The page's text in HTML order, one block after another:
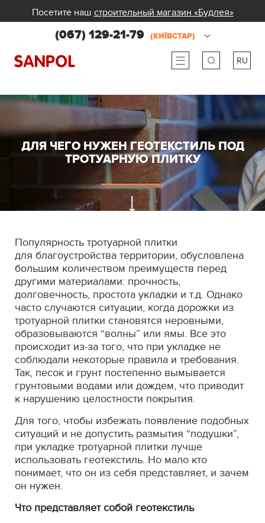
Посетите наш строительный магазин «Будлея»
(067) 129-21-79 (КИЇВСТАР)
RU
ua
ДЛЯ ЧЕГО НУЖЕН ГЕОТЕКСТИЛЬ ПОД
ТРОТУАРНУЮ ПЛИТКУ
Популярность тротуарной плитки
для благоустройства территории, обусловлена
большим количеством преимуществ перед
другими материалами: прочность,
долговечность, простота укладки и т.д. Однако
часто случаются ситуации, когда дорожки из
тротуарной плитки становятся неровными,
образовываются “волны” или ямы. Все это
происходит из-за того, что при укладке не
соблюдали некоторые правила и требования.
Так, песок и грунт постепенно вымывается
грунтовыми водами или дождем, что приводит
к нарушению целостности покрытия.
Для того, чтобы избежать появление подобных
ситуаций и не допустить размытия “подушки”,
при укладке тротуарной плитки лучше
использовать геотекстиль. Но мало кто
понимает, что он из себя представляет, и зачем
он нужен.
Что представляет собой геотекстиль